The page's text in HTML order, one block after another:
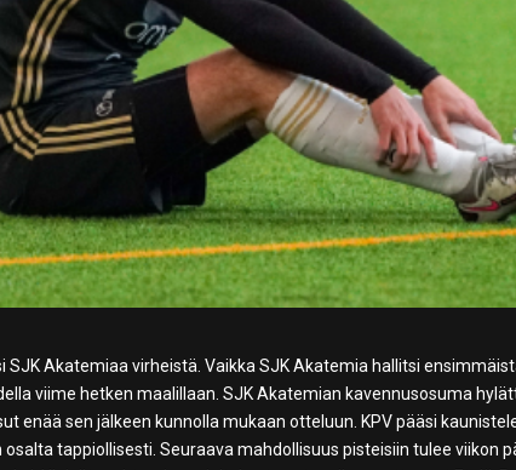
SJK Akatemiaa virheistä. Vaikka SJK Akatemia hallitsi
viime hetken maalillaan. SJK Akatemian kavennusosuma
enää sen jälkeen kunnolla mukaan otteluun. KPV pääsi
osalta tappiollisesti. Seuraava mahdollisuus pisteisiin tulee viikon